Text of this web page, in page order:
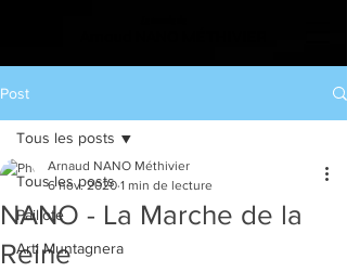
Post
Tous les posts
Paillote
Arti Muntagnera
Tous les posts
NANO - La Marche de la
Reine
Arnaud NANO Méthivier
6 nov. 2020 1 min de lecture